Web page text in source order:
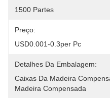
1500 Partes
Preço:
USD0.001-0.3per Pc
Detalhes Da Embalagem:
Caixas Da Madeira
Madeira Compensada